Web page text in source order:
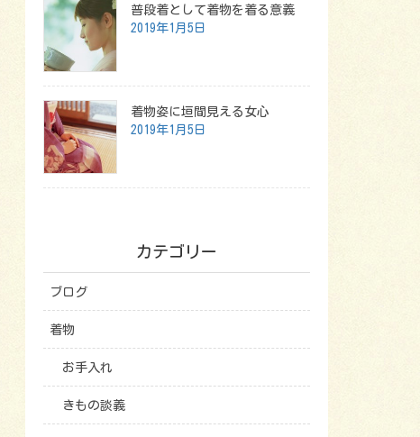
普段着として着物を着る意義
2019年1月5日
着物姿に垣間見える女心
2019年1月5日
カテゴリー
ブログ
着物
お手入れ
きもの談義